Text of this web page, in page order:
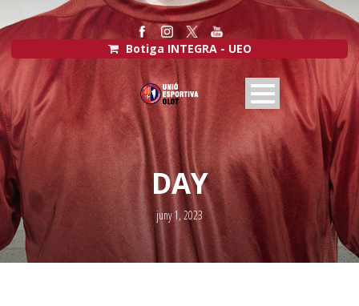
Botiga INTEGRA - UEO
DAY
juny 1, 2023